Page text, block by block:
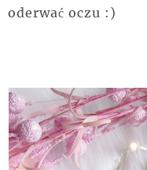
oderwać oczu :)